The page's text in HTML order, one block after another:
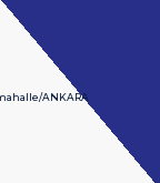
ANKARA